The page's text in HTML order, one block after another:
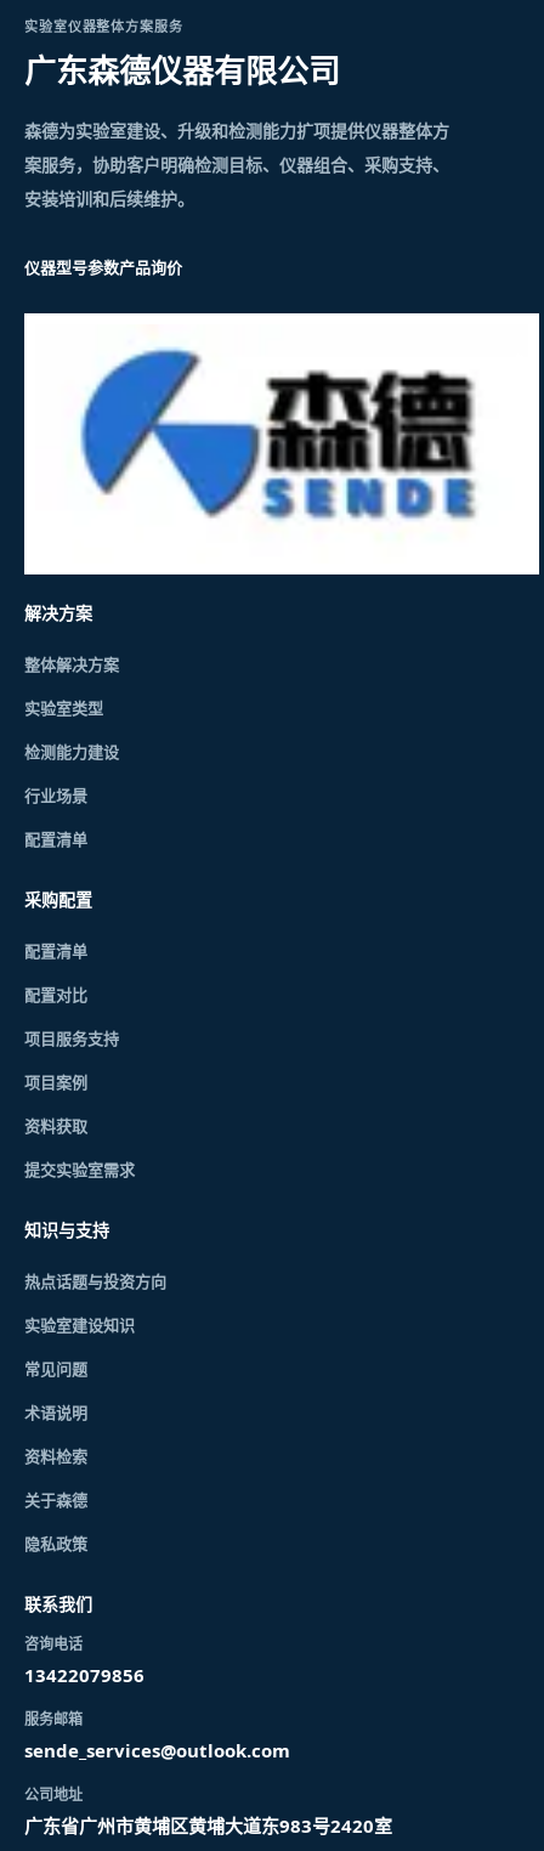
实验室仪器整体方案服务
广东森德仪器有限公司
森德为实验室建设、升级和检测能力扩项提供仪器整体方
案服务，协助客户明确检测目标、仪器组合、采购支持、
安装培训和后续维护。
仪器型号参数产品询价
解决方案
整体解决方案
实验室类型
检测能力建设
行业场景
配置清单
采购配置
配置清单
配置对比
项目服务支持
项目案例
资料获取
提交实验室需求
知识与支持
热点话题与投资方向
实验室建设知识
常见问题
术语说明
资料检索
关于森德
隐私政策
联系我们
咨询电话
13422079856
服务邮箱
sende_services@outlook.com
公司地址
广东省广州市黄埔区黄埔大道东983号2420室